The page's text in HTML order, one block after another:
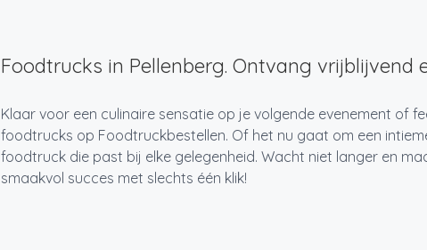
Foodtrucks in Pellenberg. Ontvang vrijblijvend
Klaar voor een culinaire sensatie op je volgende evenement of
foodtrucks op Foodtruckbestellen. Of het nu gaat om een
foodtruck die past bij elke gelegenheid. Wacht niet langer en
smaakvol succes met slechts één klik!